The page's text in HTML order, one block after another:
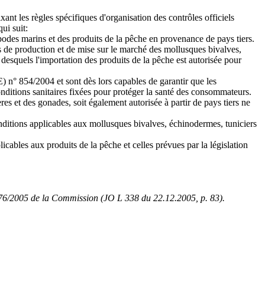
les règles spécifiques d'organisation des contrôles officiels
suit:
marins et des produits de la pêche en provenance de pays tiers.
production et de mise sur le marché des mollusques bivalves,
l'importation des produits de la pêche est autorisée pour
854/2004 et sont dès lors capables de garantir que les
sanitaires fixées pour protéger la santé des consommateurs.
et des gonades, soit également autorisée à partir de pays tiers ne
applicables aux mollusques bivalves, échinodermes, tuniciers
aux produits de la pêche et celles prévues par la législation
2005 de la Commission (JO L 338 du 22.12.2005, p. 83).